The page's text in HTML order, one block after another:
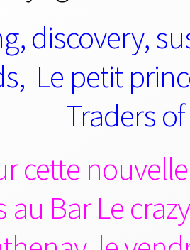
discovery,
Le petit
Traders
cette
Bar Le